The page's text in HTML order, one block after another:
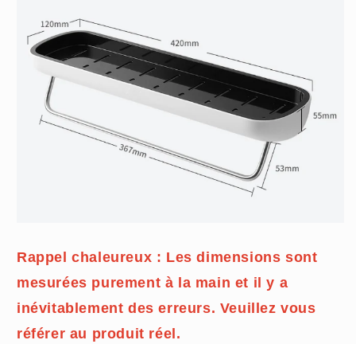
Rappel chaleureux : Les dimensions sont
mesurées purement à la main et il y a
inévitablement des erreurs. Veuillez vous
référer au produit réel.